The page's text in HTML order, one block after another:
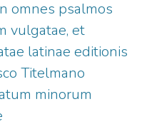
omnes psalmos
vulgatae, et
latinae editionis
Titelmano
minorum